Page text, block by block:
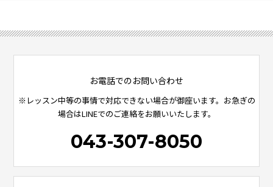
お電話でのお問い合わせ
※レッスン中等の事情で対応できない場合が御座います。お急ぎの
場合はLINEでのご連絡をお願いいたします。
043-307-8050